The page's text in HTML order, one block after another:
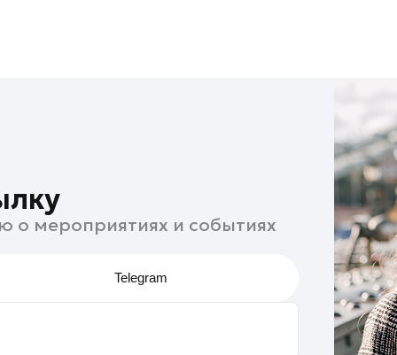
о мероприятиях и событиях
Telegram